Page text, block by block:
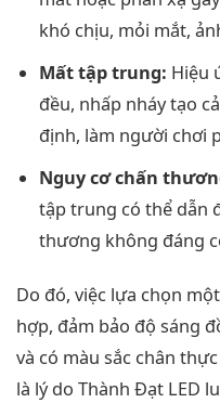
khó chịu, mỏi mắt,
Mất tập trung: Hiệu
đều, nhấp nháy tạo
định, làm người chơi
Nguy cơ chấn
tập trung có thể dẫn
thương không đáng
Do đó, việc lựa chọn
hợp, đảm bảo độ sáng
và có màu sắc chân
là lý do Thành Đạt LED